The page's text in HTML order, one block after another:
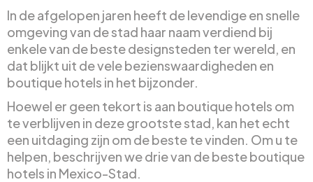
In de afgelopen jaren heeft de levendige en snelle
omgeving van de stad haar naam verdiend bij
enkele van de beste designsteden ter wereld, en
dat blijkt uit de vele bezienswaardigheden en
boutique hotels in het bijzonder.
Hoewel er geen tekort is aan boutique hotels om
te verblijven in deze grootste stad, kan het echt
een uitdaging zijn om de beste te vinden. Om u te
helpen, beschrijven we drie van de beste boutique
hotels in Mexico-Stad.